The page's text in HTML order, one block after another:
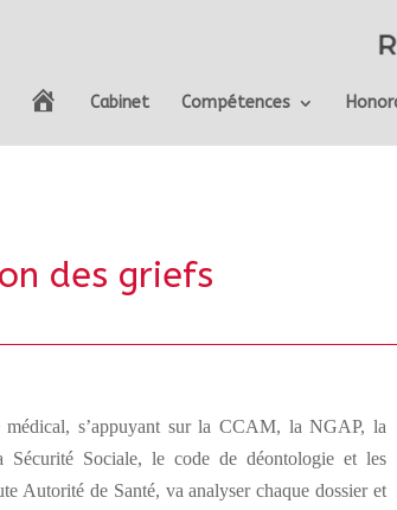
u
Cabinet Compétences
des griefs
s’appuyant sur la CCAM, la NGAP, la
Sociale, le code de déontologie et les
Autorité de Santé, va analyser chaque dossier et